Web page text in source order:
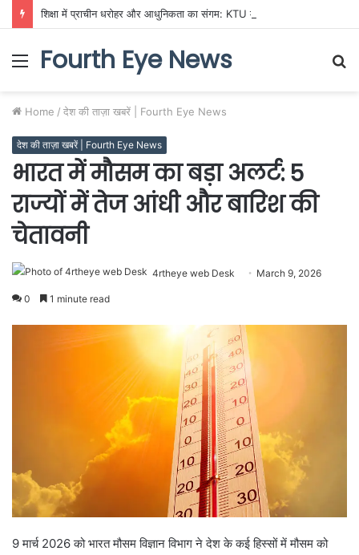
Menu
Fourth Eye News
Home / देश की ताज़ा खबरें | Fourth Eye News
देश की ताज़ा खबरें | Fourth Eye News
भारत में मौसम का बड़ा अलर्ट: 5
राज्यों में तेज आंधी और बारिश की
चेतावनी
4rtheye web Desk March 9, 2026
0 1 minute read
9 मार्च 2026 को भारत मौसम विज्ञान विभाग ने देश के कई हिस्सों में मौसम को